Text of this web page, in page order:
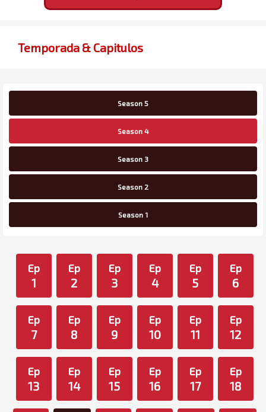
Temporada & Capitulos
Season 5
Season 4
Season 3
Season 2
Season 1
Ep
1
Ep
2
Ep
3
Ep
4
Ep
5
Ep
6
Ep
7
Ep
8
Ep
9
Ep
10
Ep
11
Ep
12
Ep
13
Ep
14
Ep
15
Ep
16
Ep
17
Ep
18